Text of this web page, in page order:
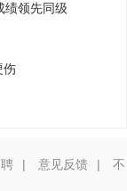
绩领先同级
伤
| 意见反馈 |
不